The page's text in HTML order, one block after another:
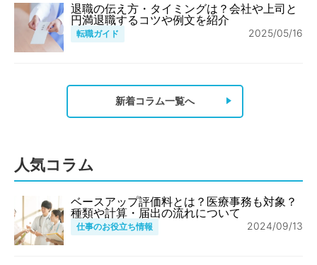
退職の伝え方・タイミングは？会社や上司と
円満退職するコツや例文を紹介
転職ガイド 2025/05/16
新着コラム一覧へ
人気コラム
ベースアップ評価料とは？医療事務も対象？
種類や計算・届出の流れについて
仕事のお役立ち情報 2024/09/13